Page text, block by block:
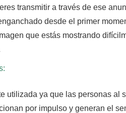
transmitir a través de ese
desde el primer
que estás mostrando
utilizada ya que las personas al
por impulso y generan el